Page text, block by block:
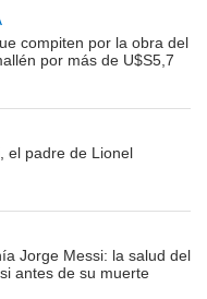
compiten por la obra del
por más de U$S5,7
el padre de Lionel
Jorge Messi: la salud del
antes de su muerte